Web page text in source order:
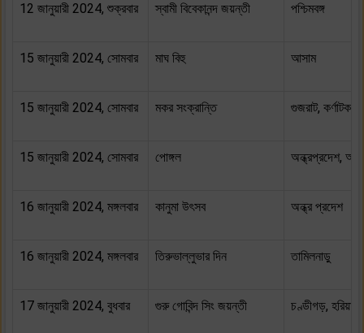
12 জানুয়ারী 2024, শুক্রবার স্বামী বিবেকানন্দ জয়ন্তী পশ্চিমবঙ্গ
15 জানুয়ারী 2024, সোমবার মাঘ বিহু আসাম
15 জানুয়ারী 2024, সোমবার মকর সংক্রান্তি গুজরাট, কর্ণাটক,
15 জানুয়ারী 2024, সোমবার পোঙ্গল অন্ধ্রপ্রদেশ,
16 জানুয়ারী 2024, মঙ্গলবার কানুমা উৎসব অন্ধ্র প্রদেশ
16 জানুয়ারী 2024, মঙ্গলবার তিরুভাল্লুভার দিন তামিলনাড়ু
17 জানুয়ারী 2024, বুধবার গুরু গোবিন্দ সিং জয়ন্তী চণ্ডীগড়,